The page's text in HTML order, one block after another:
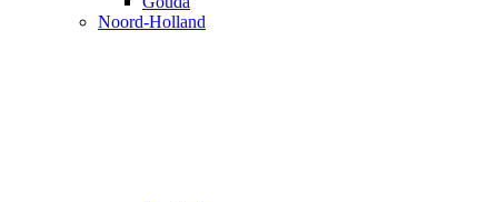
Noord-Holland